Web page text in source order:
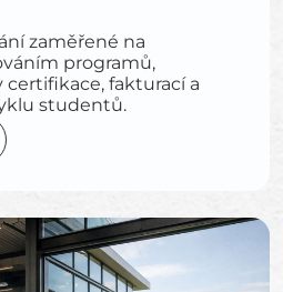
zaměřené na
programů,
fakturací a
studentů.